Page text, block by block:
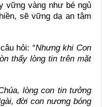
vững vàng như bé ngủ
sẽ vững dạ an tâm
hỏi: “Nhưng khi Con
thấy lòng tin trên mặt
lòng con tin tưởng
đời con nương bóng